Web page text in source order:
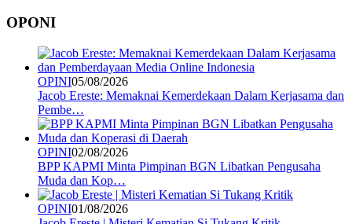
OPONI
OPINI05/08/2026
Jacob Ereste: Memaknai Kemerdekaan Dalam Kerjasama dan
Pembe…
OPINI02/08/2026
BPP KAPMI Minta Pimpinan BGN Libatkan Pengusaha
Muda dan Kop…
OPINI01/08/2026